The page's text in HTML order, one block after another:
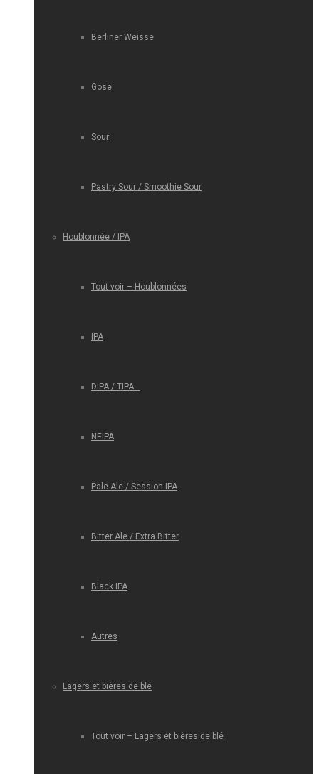
Berliner Weisse
Gose
Sour
Pastry Sour / Smoothie Sour
Houblonnée / IPA
Tout voir – Houblonnées
IPA
DIPA / TIPA…
NEIPA
Pale Ale / Session IPA
Bitter Ale / Extra Bitter
Black IPA
Autres
Lagers et bières de blé
Tout voir – Lagers et bières de blé